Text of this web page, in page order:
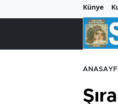
Künye